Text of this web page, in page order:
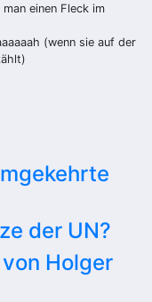
einen Fleck im
(wenn sie auf der
der UN?
Holger